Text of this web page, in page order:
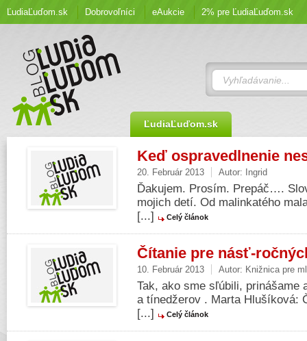
ĽudiaĽuďom.sk Dobrovoľníci eAukcie 2% pre ĽudiaĽuďom.sk
ĽudiaĽuďom.sk
Keď ospravedlnenie
20. Február 2013 Autor: Ingrid
Ďakujem. Prosím. Prepáč….
mojich detí. Od malinkatého
[...]
Celý článok
Čítanie pre násť-
10. Február 2013 Autor: Knižnica pre
Tak, ako sme sľúbili,
a tínedžerov . Marta Hlušíková:
[...]
Celý článok